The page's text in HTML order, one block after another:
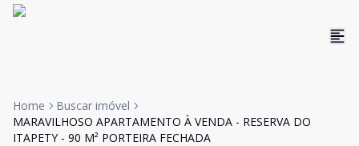
Home
Buscar imóvel
MARAVILHOSO APARTAMENTO À VENDA - RESERVA DO
ITAPETY - 90 M² PORTEIRA FECHADA